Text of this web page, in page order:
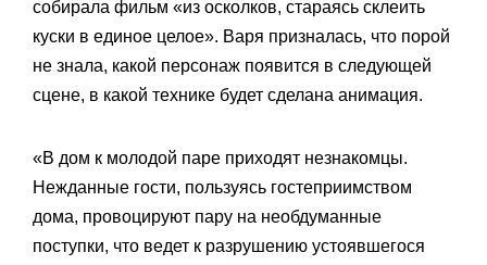
собирала фильм «из осколков, стараясь склеить
куски в единое целое». Варя призналась, что порой
не знала, какой персонаж появится в следующей
сцене, в какой технике будет сделана анимация.
«В дом к молодой паре приходят незнакомцы.
Нежданные гости, пользуясь гостеприимством
дома, провоцируют пару на необдуманные
поступки, что ведет к разрушению устоявшегося